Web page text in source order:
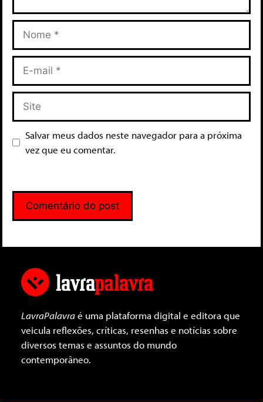
Salvar meus dados neste navegador para a próxima
vez que eu comentar.
LavraPalavraé uma plataforma digital e editora que
veicula reflexões, críticas, resenhas e notícias sobre
diversos temas e assuntos do mundo
contemporâneo.